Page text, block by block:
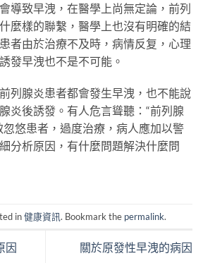
導致早洩，在醫學上尚無定論，前列
麼樣的聯繫，醫學上也沒有明確的結
者由於治療不及時，病情反复，心理
發早洩也不是不可能。
列腺炎患者都會發生早洩，也不能說
炎後誘發。有人危言聳聽：“前列腺
忽悠患者，過度治療，病人應加以警
分析原因，有什麼問題解決什麼問
in健康資訊. Bookmark the permalink.
因 關於原發性早洩的病因